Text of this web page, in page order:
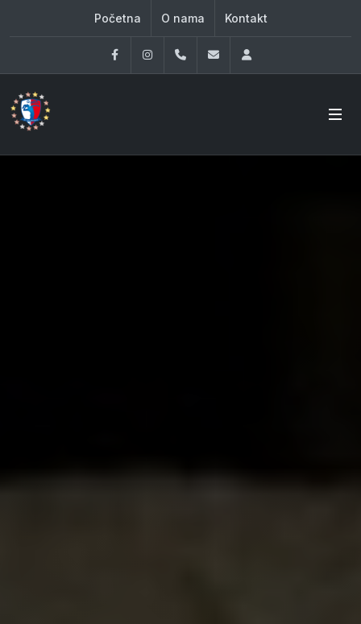
Početna O nama Kontakt
FacebookInstagram060 33 86 930